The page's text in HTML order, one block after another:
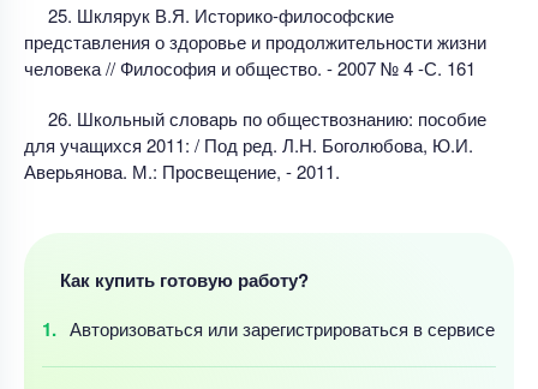
25. Шклярук В.Я. Историко-философские
представления о здоровье и продолжительности жизни
человека // Философия и общество. - 2007 № 4 -С. 161
26. Школьный словарь по обществознанию: пособие
для учащихся 2011: / Под ред. Л.Н. Боголюбова, Ю.И.
Аверьянова. М.: Просвещение, - 2011.
Как купить готовую работу?
Авторизоваться или зарегистрироваться в сервисе